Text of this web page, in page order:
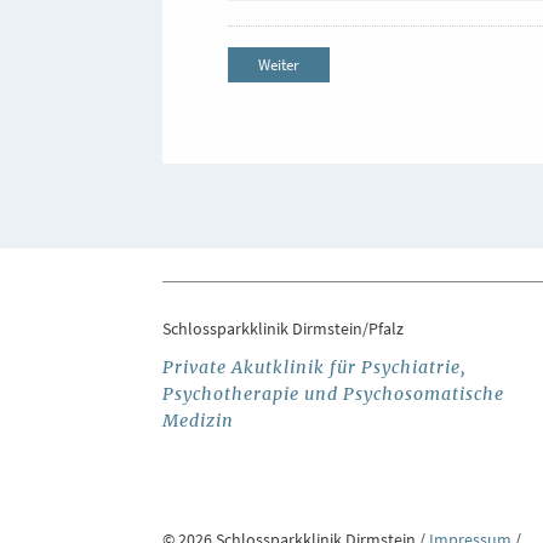
Weiter
Schlossparkklinik Dirmstein/Pfalz
Private Akutklinik für Psychiatrie,
Psychotherapie und Psychosomatische
Medizin